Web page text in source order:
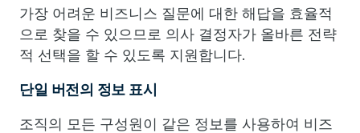
가장 어려운 비즈니스 질문에 대한 해답을 효율적
으로 찾을 수 있으므로 의사 결정자가 올바른 전략
적 선택을 할 수 있도록 지원합니다.
단일 버전의 정보 표시
조직의 모든 구성원이 같은 정보를 사용하여 비즈